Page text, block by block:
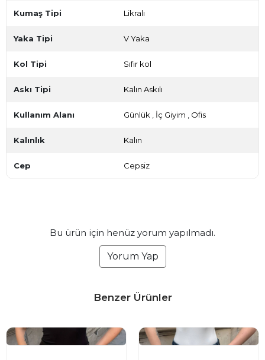
Kumaş Tipi Likralı
Yaka Tipi V Yaka
Kol Tipi Sıfır kol
Askı Tipi Kalın Askılı
Kullanım Alanı Günlük İç Giyim Ofis
Kalınlık Kalın
Cep Cepsiz
Bu ürün için henüz yorum yapılmadı.
Yorum Yap
Benzer Ürünler